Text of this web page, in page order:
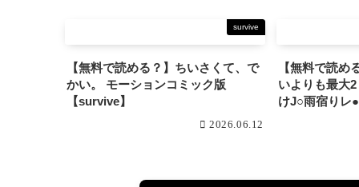
survive
【無料で読める？】ちいさくて、で
かい。 モーションコミック版
【survive】
2026.06.12
【無料で読め
いよりも最大
けJ○雨宿りレ●